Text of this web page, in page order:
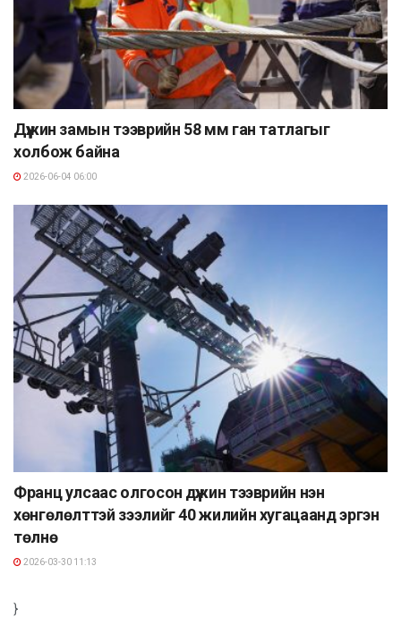
Дүүжин замын тээврийн 58 мм ган татлагыг
холбож байна
2026-06-04 06:00
Франц улсаас олгосон дүүжин тээврийн нэн
хөнгөлөлттэй зээлийг 40 жилийн хугацаанд эргэн
төлнө
2026-03-30 11:13
}